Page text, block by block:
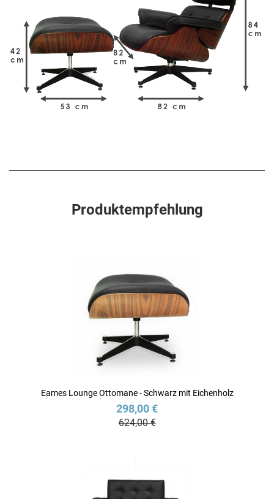
Produktempfehlung
Eames Lounge Ottomane - Schwarz mit Eichenholz
298,00 €
624,00 €